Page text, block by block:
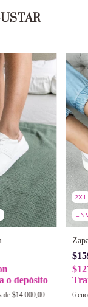
o depósito
de$14.000,00
2X1
6